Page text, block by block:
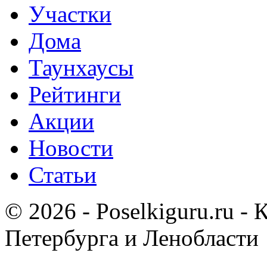
Участки
Дома
Таунхаусы
Рейтинги
Акции
Новости
Статьи
© 2026 - Poselkiguru.ru -
Петербурга и Ленобласти